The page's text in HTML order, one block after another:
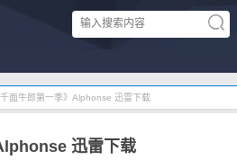
面牛郎第一季》Alphonse 迅雷下载
迅雷下载